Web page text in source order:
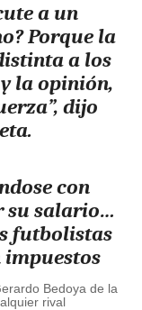
a un
Porque la
a los
la opinión,
dijo
con
su salario…
futbolistas
impuestos
Bedoya de la
rival